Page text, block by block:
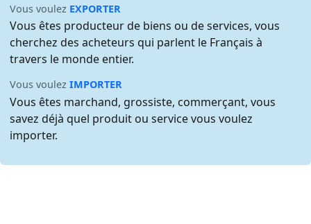
Vous voulez EXPORTER
Vous êtes producteur de biens ou de services, vous
cherchez des acheteurs qui parlent le Français à
travers le monde entier.
Vous voulezIMPORTER
Vous êtes marchand, grossiste, commerçant, vous
savez déjà quel produit ou service vous voulez
importer.